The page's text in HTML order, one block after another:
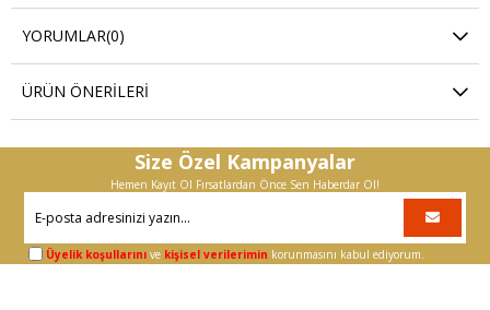
YORUMLAR(0)
ÜRÜN ÖNERILERI
Size Özel Kampanyalar
Hemen Kayıt Ol Fırsatlardan Önce Sen Haberdar Ol!
Üyelik koşullarını ve kişisel verilerimin korunmasını kabul ediyorum.